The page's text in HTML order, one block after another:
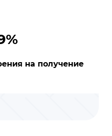
на получение